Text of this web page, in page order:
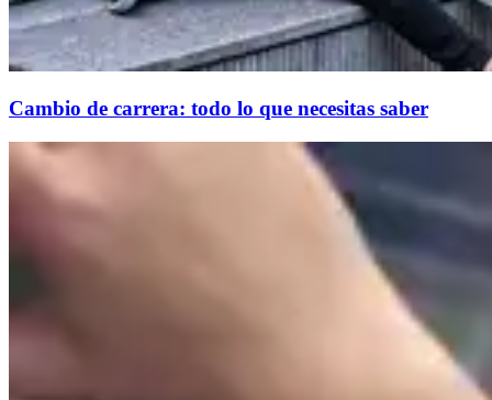
Cambio de carrera: todo lo que necesitas saber